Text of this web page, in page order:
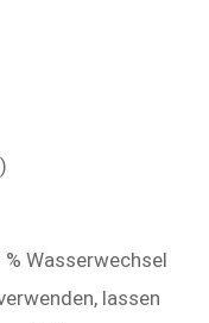
Wasserwechsel
lassen